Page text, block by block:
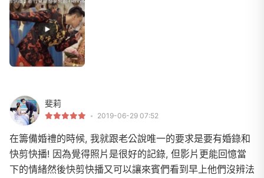
斐莉
2019-06-29 07:52
在籌備婚禮的時候, 我就跟老公說唯一的要求是要有婚錄和
快剪快播! 因為覺得照片是很好的記錄, 但影片更能回憶當
下的情緒然後快剪快播又可以讓來賓們看到早上他們沒辨法